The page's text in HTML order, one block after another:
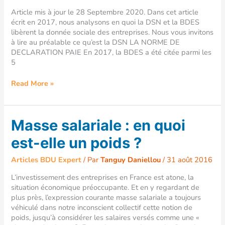
Article mis à jour le 28 Septembre 2020. Dans cet article
écrit en 2017, nous analysons en quoi la DSN et la BDES
libèrent la donnée sociale des entreprises. Nous vous invitons
à lire au préalable ce qu’est la DSN LA NORME DE
DECLARATION PAIE En 2017, la BDES a été citée parmi les
5
sociale
?
Read More »
Masse salariale : en quoi
est-elle un poids ?
Articles BDU Expert / ParTanguy Daniellou/31 août 2016
L’investissement des entreprises en France est atone, la
situation économique préoccupante. Et en y regardant de
plus près, l’expression courante masse salariale a toujours
véhiculé dans notre inconscient collectif cette notion de
poids, jusqu’à considérer les salaires versés comme une «
Masse
salariale
:
en
quoi
elle
un
poids
?